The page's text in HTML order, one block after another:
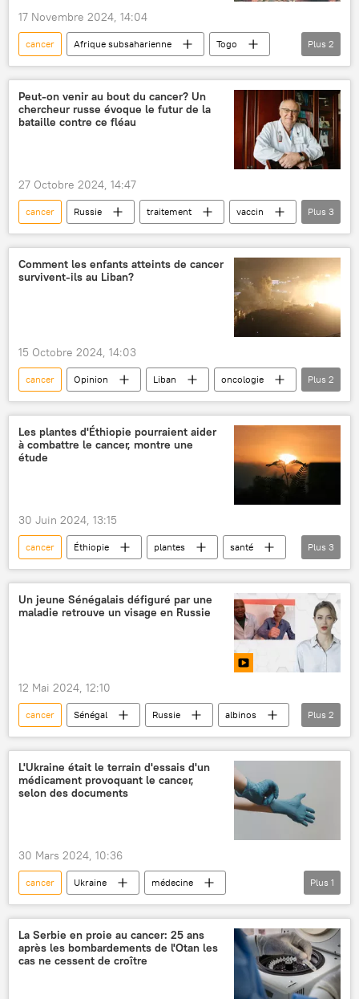
17 Novembre 2024, 14:04
cancer Afrique subsaharienne
Togo
médecine
santé
Plus 2
Peut-on venir au bout du cancer? Un
chercheur russe évoque le futur de la
bataille contre ce fléau
27 Octobre 2024, 14:47
cancer Russie traitement
vaccin
technologies
recherche Opinion
Plus 3
Comment les enfants atteints de cancer
survivent-ils au Liban?
15 Octobre 2024, 14:03
cancer Opinion Liban
oncologie
traitement
enfants
Plus 2
Les plantes d'Éthiopie pourraient aider
à combattre le cancer, montre une
étude
30 Juin 2024, 13:15
cancer Éthiopie plantes
santé
recherche
médecine étude
Plus 3
Un jeune Sénégalais défiguré par une
maladie retrouve un visage en Russie
12 Mai 2024, 12:10
cancer Sénégal Russie
albinos
médecine
AnnaVirtuelle
Plus 2
L'Ukraine était le terrain d'essais d'un
médicament provoquant le cancer,
selon des documents
30 Mars 2024, 10:36
cancer Ukraine
médecine
médicaments
Plus 1
La Serbie en proie au cancer: 25 ans
après les bombardements de l'Otan les
cas ne cessent de croître